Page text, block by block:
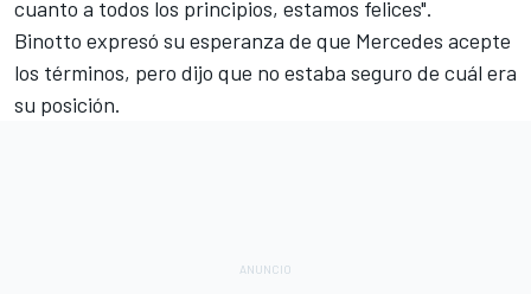
cuanto a todos los principios, estamos felices".
Binotto expresó su esperanza de que Mercedes acepte
los términos, pero dijo que no estaba seguro de cuál era
su posición.